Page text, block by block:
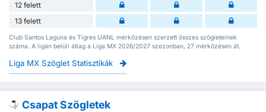
12 felett
13 felett
Club Santos Laguna és Tigres UANL mérkőzésen szerzett összes szögleteinek
száma. A ligán belüli átlag a Liga MX 2026/2027 szezonban, 27 mérkőzésen át.
Liga MX Szöglet Statisztikák
Csapat Szögletek